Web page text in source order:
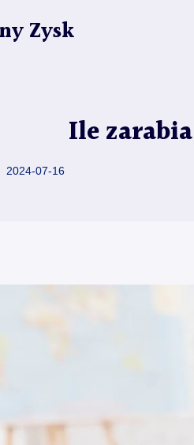
Zysk
Ile
2024-07-16